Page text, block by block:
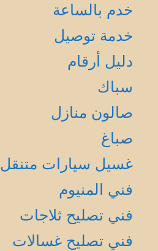
خدم بالساعة
خدمة توصيل
دليل أرقام
سباك
صالون منازل
صباغ
غسيل سيارات متنقل
فني المنيوم
فني تصليح ثلاجات
فني تصليح غسالات